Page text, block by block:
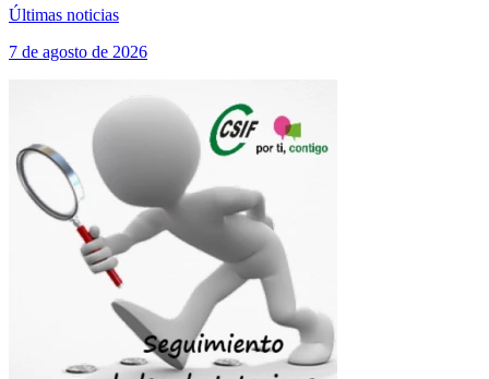
Últimas noticias
7 de agosto de 2026